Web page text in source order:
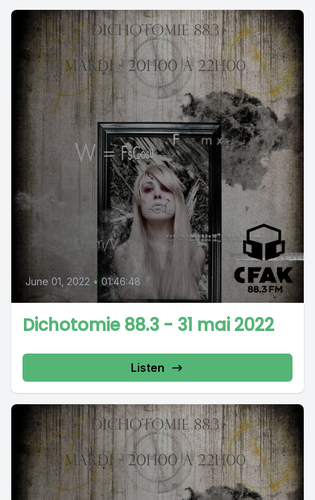
June 01, 2022 • 01:46:48
Dichotomie 88.3 - 31 mai 2022
Listen